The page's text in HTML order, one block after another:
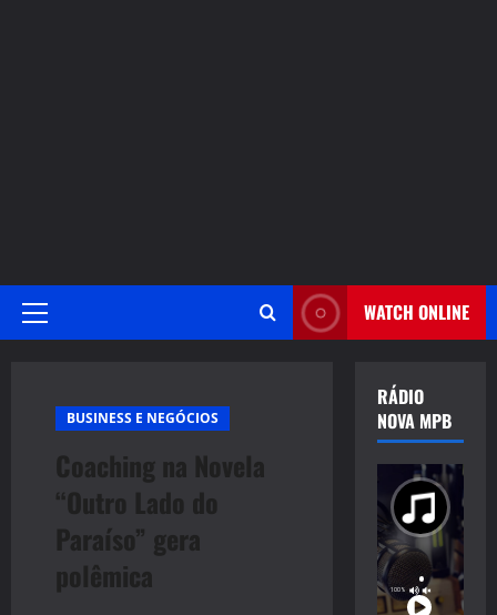
Primary
WATCH ONLINE
BUSINESS E NEGÓCIOS
Coaching na Novela
“Outro Lado do
Paraíso” gera
polêmica
RÁDIO
NOVA MPB